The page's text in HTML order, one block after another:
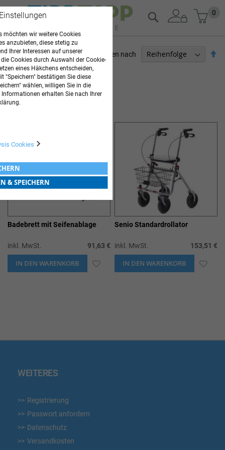
Zum
Inhalt
0
Suche
2Elemente
Sortieren nach
HILFSMITTEL
Badebrett mit Seifenablage
inkl. MwSt. 91,63 €
IN DEN WARENKORB ZUR
Senio Standardrollator
inkl. MwSt. 153,51 €
IN DEN WARENKORB ZUR
ARZTBEDARF
WEITERES
Registrierung
Passwort anfordern
Datenschutz
Versandkosten
möchten wir weitere Cookies
anzubieten, diese stetig zu
Ihrer Interessen auf unserer
Cookies durch Auswahl der Cookie-
eines Häkchens entscheiden,
"Speichern" bestätigen Sie diese
wählen, willigen Sie in die
erhalten Sie nach Ihrer
Cookies
& SPEICHERN